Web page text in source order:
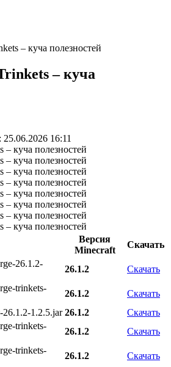
– куча полезностей
– куча
16:11
Версия
Minecraft
Скачать
26.1.2-
26.1.2
Скачать
trinkets-
26.1.2
Скачать
26.1.2-1.2.5.jar 26.1.2
Скачать
trinkets-
26.1.2
Скачать
trinkets-
26.1.2
Скачать